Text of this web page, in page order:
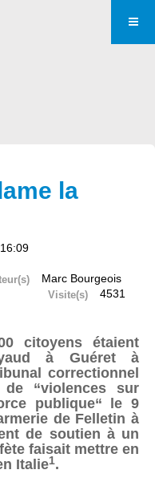
la
Marc Bourgeois
Visite(s)
4531
citoyens étaient
à Guéret à
correctionnel
“violences sur
publique“ le 9
de Felletin à
de soutien à un
faisait mettre en
Italie1.